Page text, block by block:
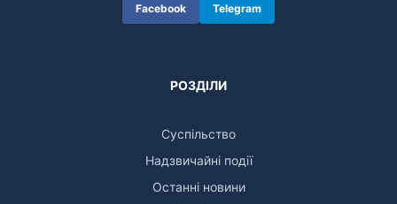
Facebook Telegram
РОЗДІЛИ
Суспільство
Надзвичайні події
Останні новини